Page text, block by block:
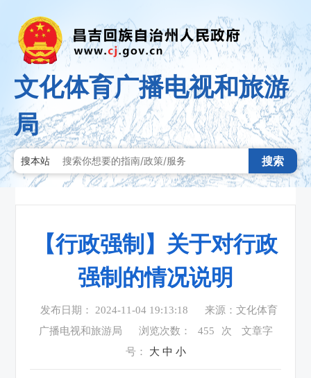
文化体育广播电视和旅游
局
搜本站 搜索
【行政强制】关于对行政
强制的情况说明
发布日期： 2024-11-04 19:13:18
来源：文化体育
广播电视和旅游局
浏览次数： 455 次
文章字
号： 大 中 小